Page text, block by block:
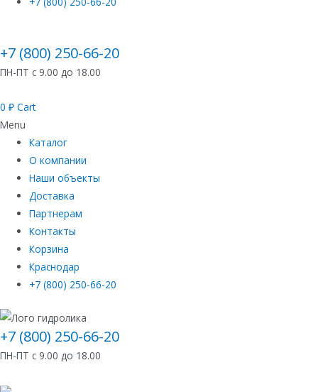
+7 (800) 250-66-20
ПН-ПТ с 9.00 до 18.00
0 ₽ Cart
Menu
Каталог
О компании
Наши объекты
Доставка
Партнерам
Контакты
Корзина
Краснодар
+7 (800) 250-66-20
+7 (800) 250-66-20
ПН-ПТ с 9.00 до 18.00